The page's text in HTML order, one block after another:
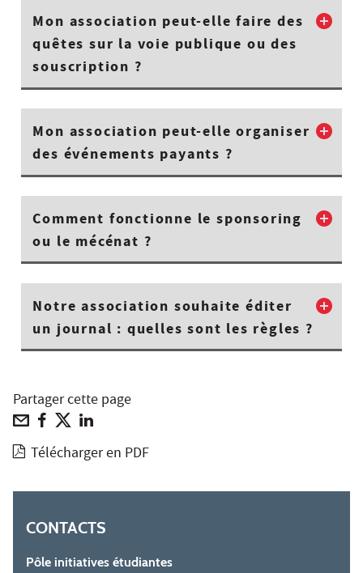
Mon association peut-elle faire des
quêtes sur la voie publique ou des
souscription ?
Mon association peut-elle organiser
des événements payants ?
Comment fonctionne le sponsoring
ou le mécénat ?
Notre association souhaite éditer
un journal : quelles sont les règles ?
Partager cette page
Télécharger en PDF
CONTACTS
Pôle initiatives étudiantes